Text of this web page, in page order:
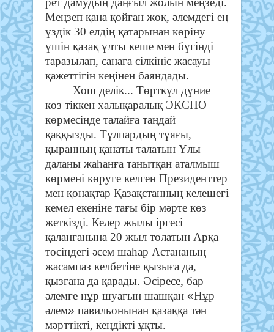
Меңзеп қана қойған жоқ, әлемдегі ең
үздік 30 елдің қатарынан көріну
үшін қазақ ұлты кеше мен бүгінді
таразылап, санаға сілкініс жасауы
қажеттігін кеңінен баяндады.
Хош делік... Төрткүл дүние
көз тіккен халықаралық ЭКСПО
көрмесінде талайға таңдай
қаққызды. Тұлпардың тұяғы,
қыранның қанаты талатын Ұлы
даланы жаһанға танытқан аталмыш
көрмені көруге келген Президенттер
мен қонақтар Қазақстанның келешегі
кемел екеніне тағы бір мәрте көз
жеткізді. Келер жылы іргесі
қаланғанына 20 жыл толатын Арқа
төсіндегі әсем шаһар Астананың
жасампаз келбетіне қызыға да,
қызғана да қарады. Әсіресе, бар
әлемге нұр шуағын шашқан «Нұр
әлем» павильонынан қазаққа тән
мәрттікті, кеңдікті ұқты.